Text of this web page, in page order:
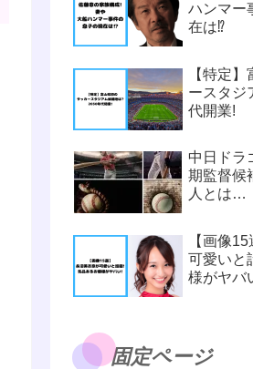
ハンマー
在は⁉
【特定
ースタジ
代開業!
中日ドラ
期監督候
人とは…
【画像
可愛いと
様がヤバ
固定ページ